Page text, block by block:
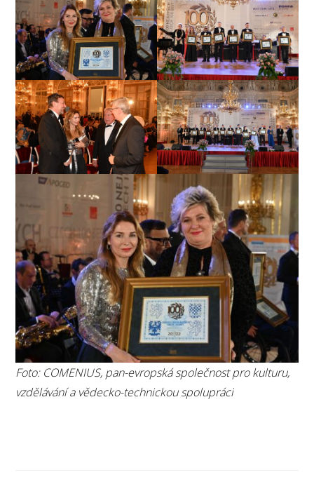
Foto: COMENIUS, pan-evropská společnost pro kulturu,
vzdělávání a vědecko-technickou spolupráci